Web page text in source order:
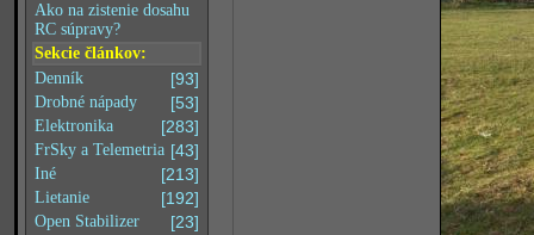
Ako na zistenie dosahu
RC súpravy?
Sekcie článkov:
[93]
Denník
[53]
Drobné nápady
[283]
Elektronika
[43]
FrSky a Telemetria
[213]
Iné
[192]
Lietanie
[23]
Open Stabilizer